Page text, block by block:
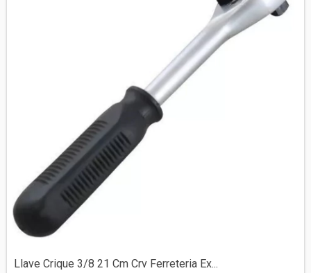
Llave Crique 3/8 21 Cm Crv Ferreteria Ex...